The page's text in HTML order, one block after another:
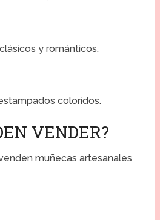
y románticos.
coloridos.
VENDER?
muñecas artesanales